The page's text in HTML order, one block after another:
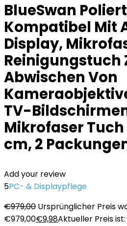
BlueSwan
Kompatibel Mit
Display,
Reinigungstuch
Abwischen Von
TV-
Mikrofaser Tuch
cm, 2
Add your review
5PC- & Displaypflege
€979,00 Ursprünglicher Preis
€979,00€9,98Aktueller Preis